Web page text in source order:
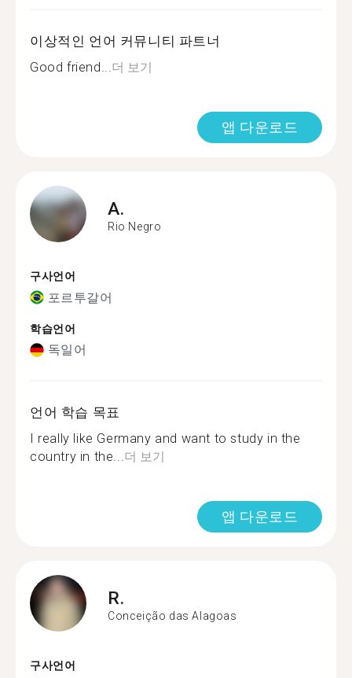
이상적인 언어 커뮤니티 파트너
Good friend...더 보기
앱 다운로드
A.
Rio Negro
구사언어
포르투갈어
학습언어
독일어
언어 학습 목표
I really like Germany and want to study in the
country in the...더 보기
앱 다운로드
R.
Conceição das Alagoas
구사언어